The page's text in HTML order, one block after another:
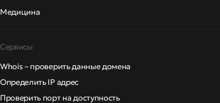
Медицина
Сервисы
Whois – проверить данные домена
Определить IP адрес
Проверить порт на доступность